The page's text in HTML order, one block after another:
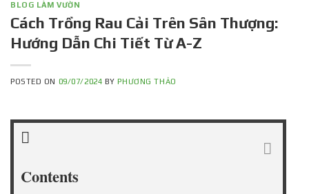
BLOG LÀM VƯỜN
Cách Trồng Rau Cải Trên Sân Thượng:
Hướng Dẫn Chi Tiết Từ A-Z
POSTED ON 09/07/2024 BYPHƯƠNG THẢO
Contents